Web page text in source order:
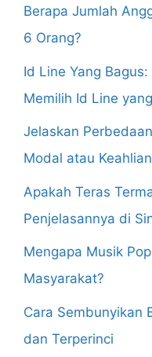
Berapa Jumlah
6 Orang?
Id Line Yang
Memilih Id Line
Jelaskan
Modal atau Keahlian
Apakah Teras
Penjelasannya di
Mengapa Musik
Masyarakat?
Cara Sembunyikan
dan Terperinci